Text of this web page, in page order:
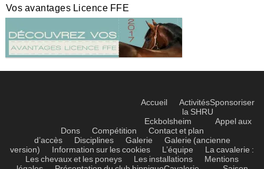
Vos avantages Licence FFE
Accueil ActivitésSponsoriser
la SHRU
Eckbolsheim
Appel aux
Dons
Compétition
Contact et plan
d’accès
Disciplines Galerie
Galerie (ancienne
version)
Information sur les cookies L’équipe
La cavalerie :
Les chevaux et les poneys
Les installations
Mentions